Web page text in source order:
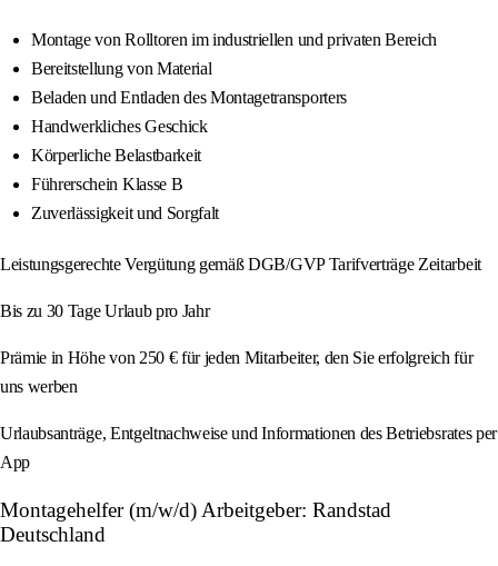
Montage von Rolltoren im industriellen und privaten Bereich
Bereitstellung von Material
Beladen und Entladen des Montagetransporters
Handwerkliches Geschick
Körperliche Belastbarkeit
Führerschein Klasse B
Zuverlässigkeit und Sorgfalt
Leistungsgerechte Vergütung gemäß DGB/GVP Tarifverträge Zeitarbeit
Bis zu 30 Tage Urlaub pro Jahr
Prämie in Höhe von 250 € für jeden Mitarbeiter, den Sie erfolgreich für
uns werben
Urlaubsanträge, Entgeltnachweise und Informationen des Betriebsrates per
App
Montagehelfer (m/w/d) Arbeitgeber: Randstad
Deutschland